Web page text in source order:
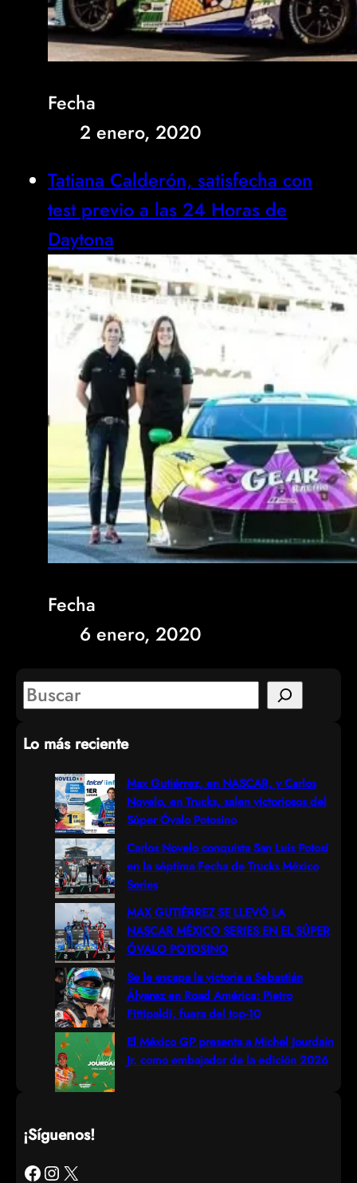
Fecha
2 enero, 2020
Tatiana Calderón, satisfecha con
test previo a las 24 Horas de
Daytona
Fecha
6 enero, 2020
S
a
Lo más reciente
Max Gutiérrez, en NASCAR, y Carlos
Novelo, en Trucks, salen victoriosos del
Súper Óvalo Potosino
Carlos Novelo conquista San Luis Potosí
en la séptima Fecha de Trucks México
Series
MAX GUTIÉRREZ SE LLEVÓ LA
NASCAR MÉXICO SERIES EN EL SÚPER
ÓVALO POTOSINO
Se le escapa la victoria a Sebastián
Álvarez en Road América; Pietro
Fittipaldi, fuera del top-10
El México GP presenta a Michel Jourdain
Jr. como embajador de la edición 2026
¡Síguenos!
Facebook Instagram X